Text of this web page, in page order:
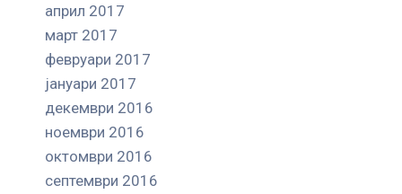
април 2017
март 2017
февруари 2017
јануари 2017
декември 2016
ноември 2016
октомври 2016
септември 2016